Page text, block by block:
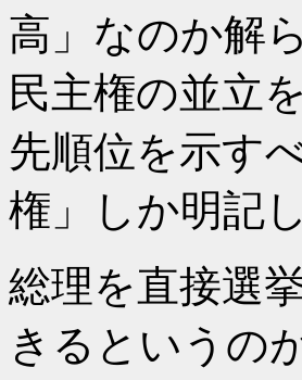
高」なのか解
民主権の並立
先順位を示す
権」しか明記
総理を直接選
きるというの